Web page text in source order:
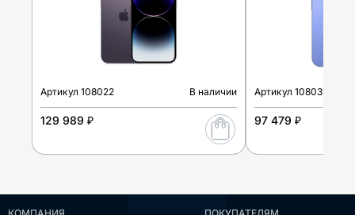
Артикул 108022 В наличии
129 989 ₽
Артикул 108039
97 479 ₽